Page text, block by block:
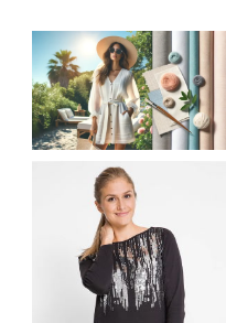
JAK STYLOWO
PRZETRWAĆ UPALNE
DNI: NAJLEPSZE
MATERIAŁY I KROJE
NA LATO